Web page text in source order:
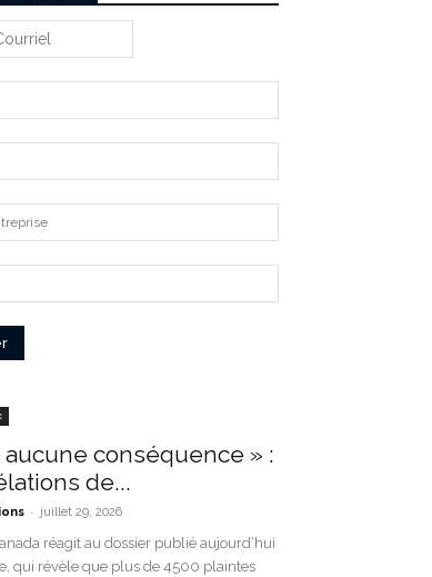
aucune conséquence » :
de...
- juillet 29, 2026
réagit au dossier publié aujourd’hui
qui révèle que plus de 4500 plaintes